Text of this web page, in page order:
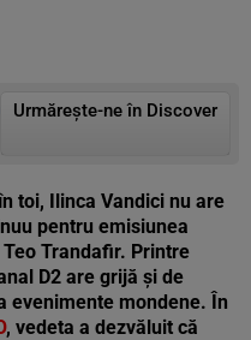
Urmărește-ne în Discover
toi, Ilinca Vandici nu are
pentru emisiunea
Trandafir. Printre
D2 are grijă și de
evenimente mondene. În
, vedeta a dezvăluit că